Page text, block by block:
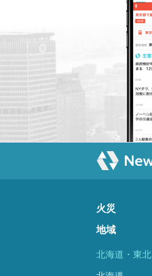
火災
地域
北海道・東北